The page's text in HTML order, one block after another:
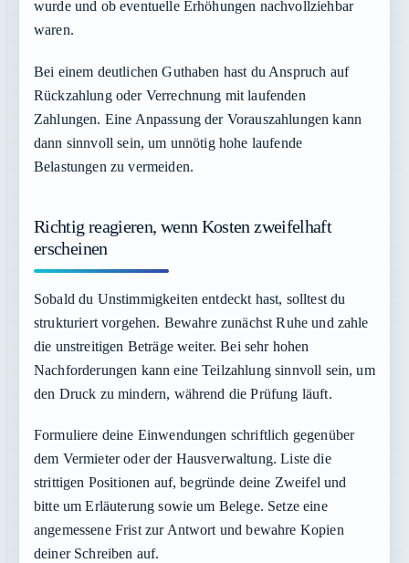
wurde und ob eventuelle Erhöhungen nachvollziehbar
waren.
Bei einem deutlichen Guthaben hast du Anspruch auf
Rückzahlung oder Verrechnung mit laufenden
Zahlungen. Eine Anpassung der Vorauszahlungen kann
dann sinnvoll sein, um unnötig hohe laufende
Belastungen zu vermeiden.
Richtig reagieren, wenn Kosten zweifelhaft
erscheinen
Sobald du Unstimmigkeiten entdeckt hast, solltest du
strukturiert vorgehen. Bewahre zunächst Ruhe und zahle
die unstreitigen Beträge weiter. Bei sehr hohen
Nachforderungen kann eine Teilzahlung sinnvoll sein, um
den Druck zu mindern, während die Prüfung läuft.
Formuliere deine Einwendungen schriftlich gegenüber
dem Vermieter oder der Hausverwaltung. Liste die
strittigen Positionen auf, begründe deine Zweifel und
bitte um Erläuterung sowie um Belege. Setze eine
angemessene Frist zur Antwort und bewahre Kopien
deiner Schreiben auf.